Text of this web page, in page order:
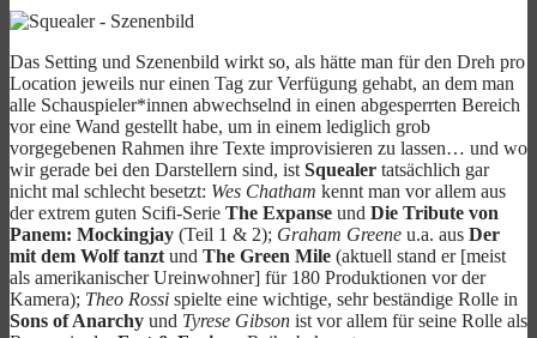
Das Setting und Szenenbild wirkt so, als hätte man für den Dreh pro
Location jeweils nur einen Tag zur Verfügung gehabt, an dem man
alle Schauspieler*innen abwechselnd in einen abgesperrten Bereich
vor eine Wand gestellt habe, um in einem lediglich grob
vorgegebenen Rahmen ihre Texte improvisieren zu lassen… und wo
wir gerade bei den Darstellern sind, istSquealer tatsächlich gar
nicht mal schlecht besetzt: Wes Chatham kennt man vor allem aus
der extrem guten Scifi-Serie The Expanse und Die Tribute von
Panem: Mockingjay (Teil 1 & 2); Graham Greene u.a. aus Der
mit dem Wolf tanztund The Green Mile (aktuell stand er [meist
als amerikanischer Ureinwohner] für 180 Produktionen vor der
Kamera); Theo Rossi spielte eine wichtige, sehr beständige Rolle in
Sons of Anarchy und Tyrese Gibson ist vor allem für seine Rolle als